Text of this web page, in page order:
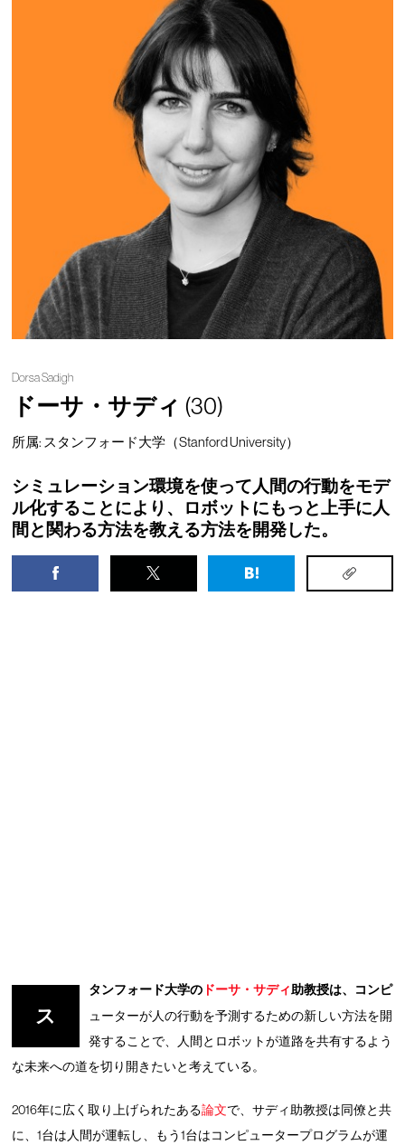
Dorsa Sadigh
ドーサ・サディ (30)
所属: スタンフォード大学（Stanford University）
シミュレーション環境を使って人間の行動をモデ
ル化することにより、ロボットにもっと上手に人
間と関わる方法を教える方法を開発した。
ス
タンフォード大学の ドーサ・サディ助教授は、コンピ
ューターが人の行動を予測するための新しい方法を開
発することで、人間とロボットが道路を共有するよう
な未来への道を切り開きたいと考えている。
2016年に広く取り上げられたある論文で、サディ助教授は同僚と共
に、1台は人間が運転し、もう1台はコンピュータープログラムが運